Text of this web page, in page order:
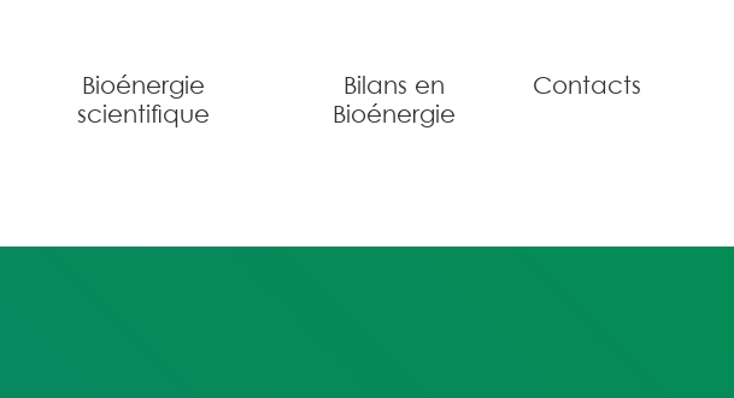
Bioénergie
scientifique
Bilans en
Bioénergie
Contacts